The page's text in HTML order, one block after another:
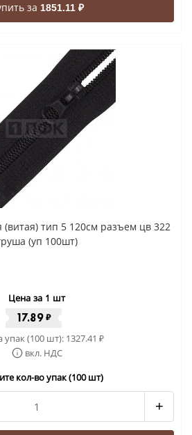
за 1851.11 ₽
тип 5 120см разъем цв 322
(уп 100шт)
Цена за 1 шт
17.89 ₽
упак (100 шт): 1327.41 ₽
вкл. НДС
кол-во упак (100 шт)
+